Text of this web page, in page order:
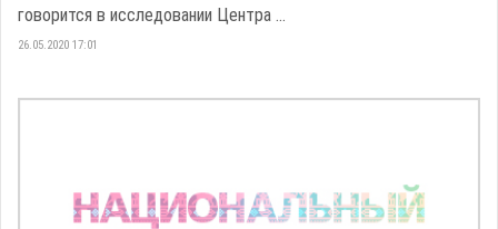
говорится в исследовании Центра ...
26.05.2020 17:01